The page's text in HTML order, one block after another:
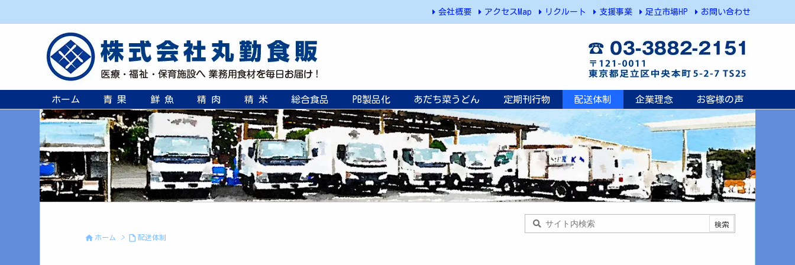
ホーム 青 果 鮮 魚 精 肉 精 米 総合食品 PB製品化 あだち菜うどん 定期刊行物 配送体制 企業理念 お客様の声
会社概要 アクセスMap リクルート 支援事業 足立市場HP お問い合わせ
 ホーム >  配送体制